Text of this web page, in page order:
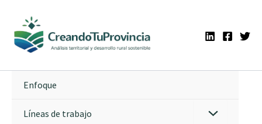
contenido
Enfoque
Líneas de trabajo